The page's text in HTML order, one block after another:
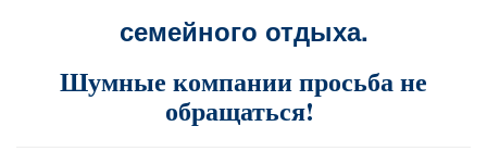
семейного отдыха.
Шумные компании просьба не
обращаться!